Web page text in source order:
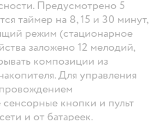
Предусмотрено 5
таймер на 8, 15 и 30 минут,
режим (стационарное
заложено 12 мелодий,
композиции из
Для управления
кнопки и пульт
и от батареек.